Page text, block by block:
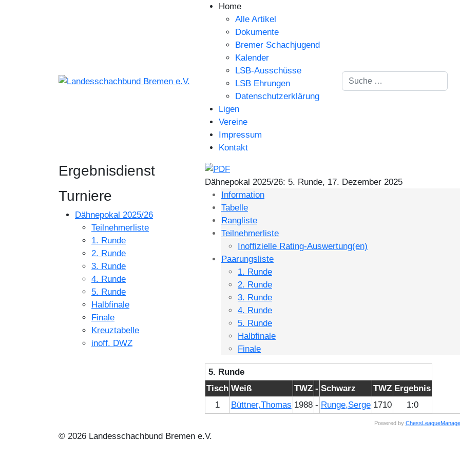
Home
Alle Artikel
Dokumente
Bremer Schachjugend
Kalender
LSB-Ausschüsse
LSB Ehrungen
Datenschutzerklärung
Ligen
Vereine
Impressum
Kontakt
Suchen
Ergebnisdienst
Turniere
Dähnepokal 2025/26
Teilnehmerliste
1. Runde
2. Runde
3. Runde
4. Runde
5. Runde
Halbfinale
Finale
Kreuztabelle
inoff. DWZ
Dähnepokal 2025/26: 5. Runde, 17. Dezember 2025
Information
Tabelle
Rangliste
Teilnehmerliste
Inoffizielle Rating-Auswertung(en)
Paarungsliste
1. Runde
2. Runde
3. Runde
4. Runde
5. Runde
Halbfinale
Finale
5. Runde
Tisch Weiß TWZ - Schwarz TWZ Ergebnis
1
Büttner,Thomas 1988 - Runge,Serge 1710 1:0
Powered by
© 2026 Landesschachbund Bremen e.V.